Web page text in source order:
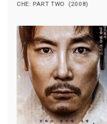
CHE: PART TWO (2008)